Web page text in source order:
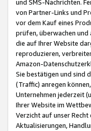
und SMS-Nachrichten.
von Partner-Links und
vor dem Kauf eines
prüfen, überwachen
die auf Ihrer Website
reproduzieren,
Amazon-
Sie bestätigen und sind
(Traffic) anregen
Unternehmen jederzeit
Ihrer Website im
Verzicht auf unser
Aktualisierungen,